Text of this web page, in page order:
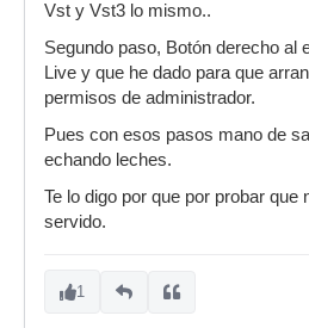
Vst y Vst3 lo mismo..
Segundo paso, Botón derecho al
Live y que he dado para que
permisos de administrador.
Pues con esos pasos mano de
echando leches.
Te lo digo por que por probar que
servido.
1